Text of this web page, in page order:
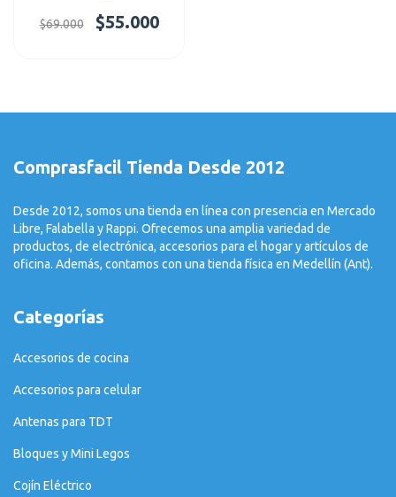
$69.000
$55.000
Comprasfacil Tienda Desde 2012
Desde 2012, somos una tienda en línea con presencia en Mercado
Libre, Falabella y Rappi. Ofrecemos una amplia variedad de
productos, de electrónica, accesorios para el hogar y artículos de
oficina. Además, contamos con una tienda física en Medellín (Ant).
Categorías
Accesorios de cocina
Accesorios para celular
Antenas para TDT
Bloques y Mini Legos
Cojín Eléctrico